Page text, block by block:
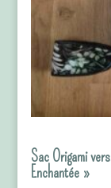
Sac Origami
Enchantée »